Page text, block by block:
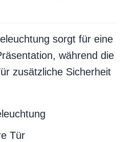
sorgt für eine
während die
zusätzliche Sicherheit
Tür